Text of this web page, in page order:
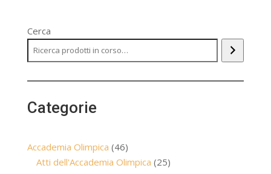
Cerca
Categorie
Accademia Olimpica 4646
prodotti
Atti dell'Accademia Olimpica 2525